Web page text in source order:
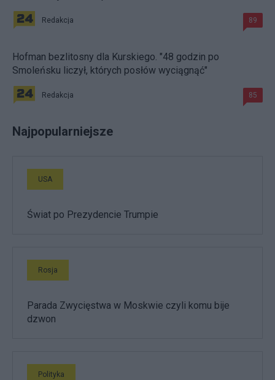
Redakcja 89
Hofman bezlitosny dla Kurskiego. "48 godzin po
Smoleńsku liczył, których posłów wyciągnąć"
Redakcja 85
Najpopularniejsze
USA
Świat po Prezydencie Trumpie
Rosja
Parada Zwycięstwa w Moskwie czyli komu bije
dzwon
Polityka